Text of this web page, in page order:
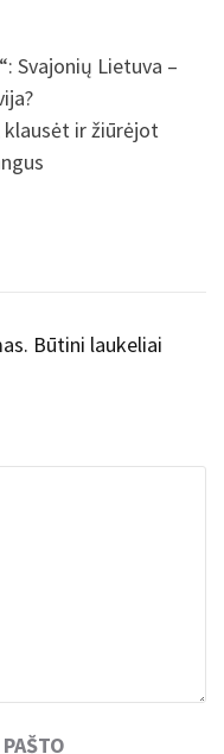
Svajonių Lietuva –
ir žiūrėjot
Būtini laukeliai